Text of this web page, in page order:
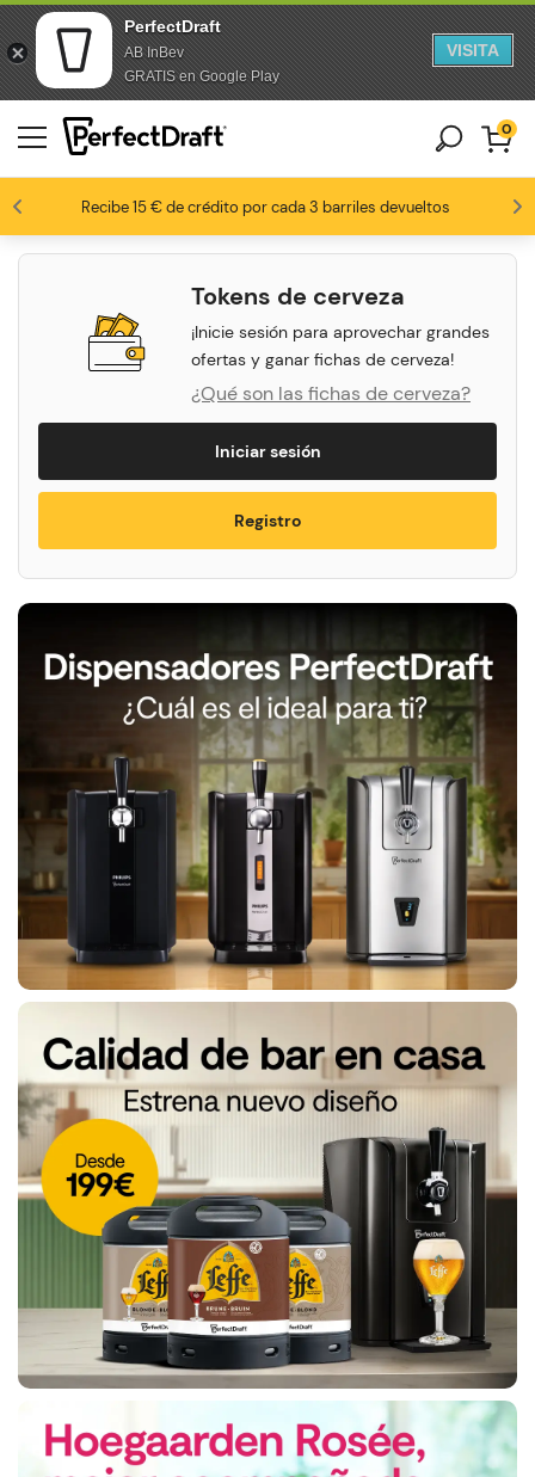
PerfectDraft
AB InBev
GRATIS en Google Play
VISITA
saltar al contenido
Saltar al pie de página
Recibe 15 € de crédito por cada 3 barriles devueltos
Los fanáticos de la cerveza nos aman 8,8 / 10
0
Tokens de cerveza
¡Inicie sesión para aprovechar grandes
ofertas y ganar fichas de cerveza!
¿Qué son las fichas de cerveza?
Iniciar sesión
Registro
Encuentra
Compra
ahora
Compra
Multicompra